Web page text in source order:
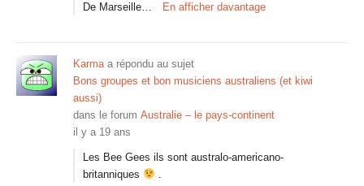
De Marseille…
En afficher davantage
Karmaa répondu au sujet
Bons groupes et bon musiciens australiens (et kiwi
aussi)
dans le forum Australie – le pays-continent
il y a 19 ans
Les Bee Gees ils sont australo-americano-
britanniques
.